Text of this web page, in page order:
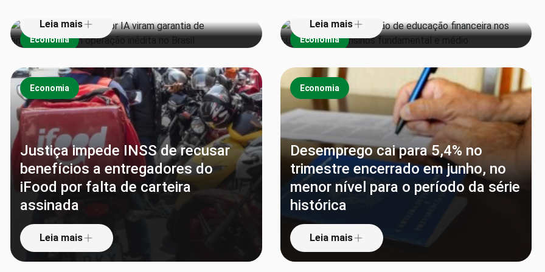
Economia
Leia mais
Economia
Leia mais
Economia
Justiça impede INSS de recusar
benefícios a entregadores do
iFood por falta de carteira
assinada
Leia mais
Economia
Desemprego cai para 5,4% no
trimestre encerrado em junho, no
menor nível para o período da série
histórica
Leia mais